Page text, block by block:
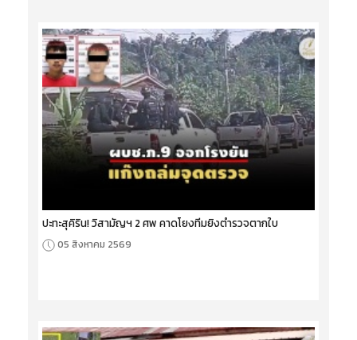
ปะทะสุคิริน! วิสามัญฯ 2 ศพ คาดโยงทีมยิงตำรวจตากใบ
05 สิงหาคม 2569